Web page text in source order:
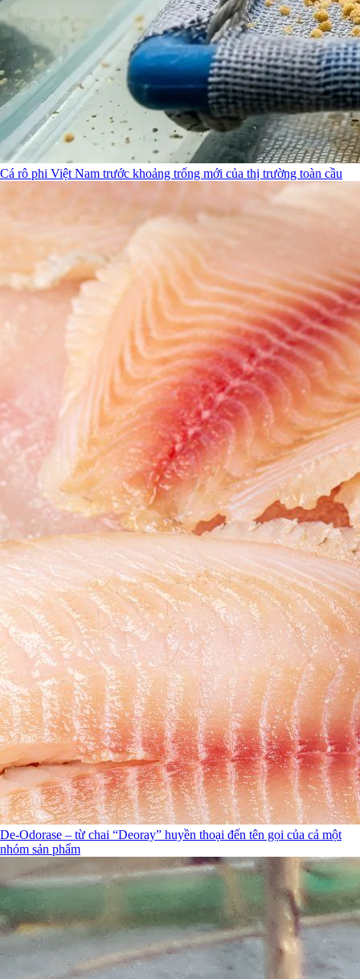
Cá rô phi Việt Nam trước khoảng trống mới của thị trường toàn cầu
De-Odorase – từ chai “Deoray” huyền thoại đến tên gọi của cả một
nhóm sản phẩm